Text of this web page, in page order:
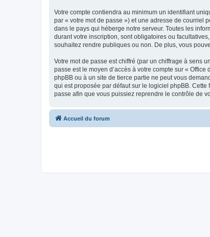
Votre compte contiendra au minimum un identifiant
par « votre mot de passe ») et une adresse de courriel
dans le pays qui héberge notre serveur. Toutes les
durant votre inscription, sont obligatoires ou
souhaitez rendre publiques ou non. De plus, vous
Votre mot de passe est chiffré (par un chiffrage à sens
passe est le moyen d’accès à votre compte sur «
phpBB ou à un site de tierce partie ne peut vous
qui est proposée par défaut sur le logiciel phpBB.
passe afin que vous puissiez reprendre le contrôle de
Accueil du forum